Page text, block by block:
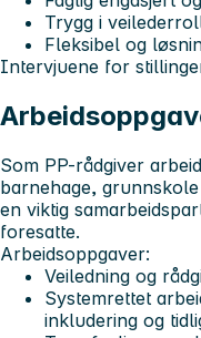
Trygg i
Fleksibel og
Intervjuene for
Som PP-rådgiver
barnehage,
en viktig
foresatte.
Arbeidsoppgaver:
Veiledning og
Systemrettet
inkludering og